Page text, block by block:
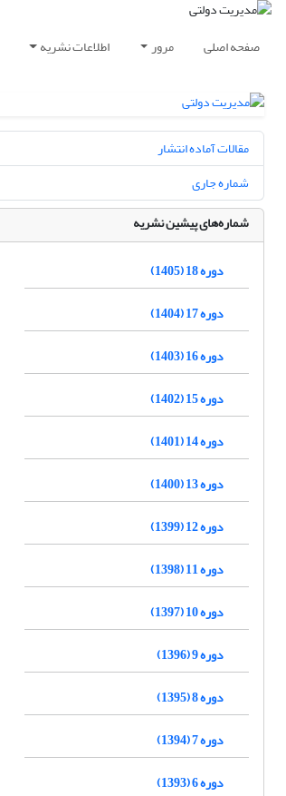
صفحه اصلی مرور اطلاعات نشریه
مقالات آماده انتشار
شماره جاری
شماره‌های پیشین نشریه
دوره 18 (1405)
دوره 17 (1404)
دوره 16 (1403)
دوره 15 (1402)
دوره 14 (1401)
دوره 13 (1400)
دوره 12 (1399)
دوره 11 (1398)
دوره 10 (1397)
دوره 9 (1396)
دوره 8 (1395)
دوره 7 (1394)
دوره 6 (1393)